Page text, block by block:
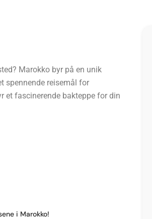
Marokko byr på en unik
spennende reisemål for
et fascinerende bakteppe for din
i Marokko!